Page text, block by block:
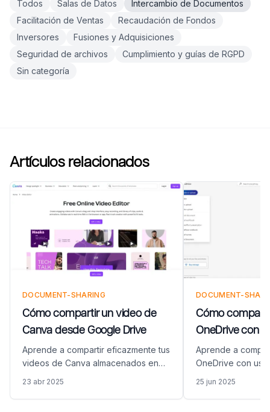
Todos Salas de Datos
Intercambio de Documentos
Facilitación de Ventas
Recaudación de Fondos
Inversores
Fusiones y Adquisiciones
Seguridad de archivos
Cumplimiento y guías de RGPD
Sin categoría
Artículos relacionados
DOCUMENT-SHARING
Cómo compartir un video de
Canva desde Google Drive
Aprende a compartir eficazmente tus
videos de Canva almacenados en
video de Canva en un enlace
23 abr 2025
DOCUMENT-
Cómo
OneDrive con
Aprende a
OneDrive con
protección
soluciones
25 jun 2025